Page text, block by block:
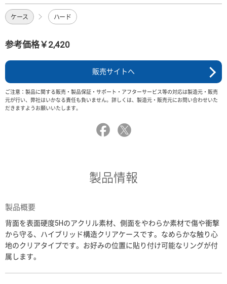
ケース ハード
参考価格￥2,420
販売サイトへ
ご注意：製品に関する販売・製品保証・サポート・アフターサービス等の対応は製造元・販売
元が行い、弊社はいかなる責任も負いません。詳しくは、製造元・販売元にお問い合わせいた
だきますようお願いいたします。
製品情報
製品概要
背面を表面硬度5Hのアクリル素材、側面をやわらか素材で傷や衝撃
から守る、ハイブリッド構造クリアケースです。なめらかな触り心
地のクリアタイプです。お好みの位置に貼り付け可能なリングが付
属します。